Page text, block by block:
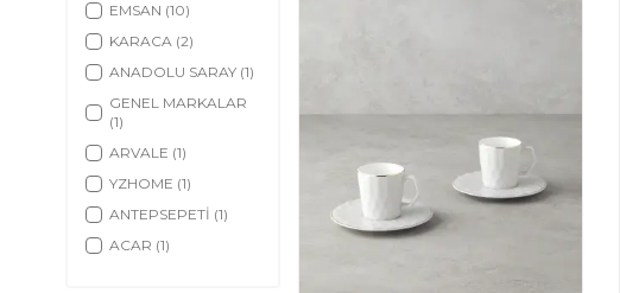
EMSAN (10)
KARACA (2)
ANADOLU SARAY (1)
GENEL MARKALAR
(1)
ARVALE (1)
YZHOME (1)
ANTEPSEPETİ (1)
ACAR (1)